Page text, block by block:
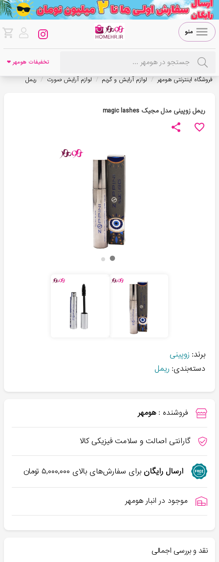
منو
تخفیفات هومهر ❤
فروشگاه اینترنتی هومهر / لوازم آرایش و گریم / لوازم آرایش صورت / ریمل
ریمل زوپینی مدل مجیک magic lashes
برند: زوپینی
دسته‌بندی: ریمل
فروشنده : هومهر
گارانتی اصالت و سلامت فیزیکی کالا
ارسال رایگانبرای سفارش‌های بالای ۵,۰۰۰,۰۰۰تومان
موجود در انبار هومهر
نقد و بررسی اجمالی